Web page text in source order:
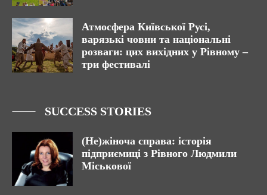
Атмосфера Київської Русі,
варязькі човни та національні
розваги: цих вихідних у Рівному –
три фестивалі
SUCCESS STORIES
(Не)жіноча справа: історія
підприємиці з Рівного Людмили
Міськової